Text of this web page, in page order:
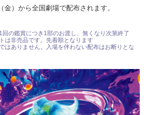
金）から全国劇場で配布されます。
の鑑賞につき1部のお渡し、無くなり次第終了
は非売品です。先着順となります
はありません。入場を伴わない配布はお断りとな